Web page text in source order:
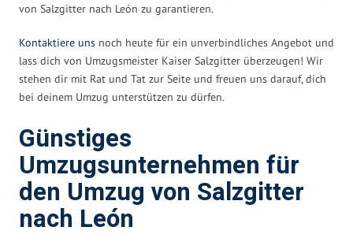
von Salzgitter nach León zu garantieren.
Kontaktiere uns noch heute für ein unverbindliches Angebot und
lass dich von Umzugsmeister Kaiser Salzgitter überzeugen! Wir
stehen dir mit Rat und Tat zur Seite und freuen uns darauf, dich
bei deinem Umzug unterstützen zu dürfen.
Günstiges
Umzugsunternehmen für
den Umzug von Salzgitter
nach León